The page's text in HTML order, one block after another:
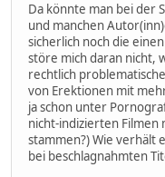
Da könnte man bei der
und manchen
sicherlich noch die
störe mich daran nicht,
rechtlich
von Erektionen mit
ja schon unter
nicht-indizierten
stammen?) Wie verhält
bei beschlagnahmten